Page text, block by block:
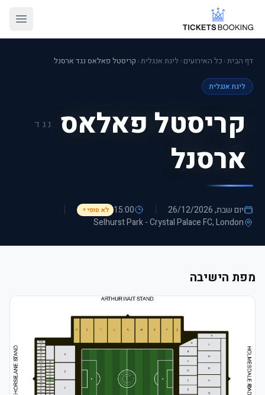
דף הבית› כל האירועים ›ליגת אנגלית› קריסטל פאלאס נגד ארסנל
ליגת אנגלית
קריסטל פאלאס נגד
ארסנל
יום שבת, 26/12/2026 15:00 לא סופי▼
Selhurst Park - Crystal Palace FC, London
מפת הישיבה